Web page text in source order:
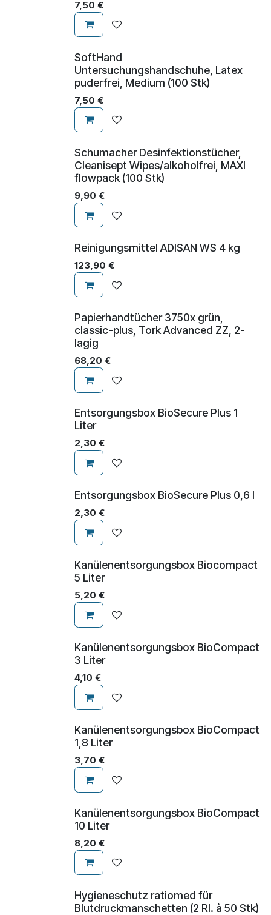
7,50 €
SoftHand
Untersuchungshandschuhe, Latex
puderfrei, Medium (100 Stk)
7,50 €
Schumacher Desinfektionstücher,
Cleanisept Wipes/alkoholfrei, MAXI
flowpack (100 Stk)
9,90 €
Reinigungsmittel ADISAN WS 4 kg
123,90 €
Papierhandtücher 3750x grün,
classic-plus, Tork Advanced ZZ, 2-
lagig
68,20 €
Entsorgungsbox BioSecure Plus 1
Liter
2,30 €
Entsorgungsbox BioSecure Plus 0,6 l
2,30 €
Kanülenentsorgungsbox Biocompact
5 Liter
5,20 €
Kanülenentsorgungsbox BioCompact
3 Liter
4,10 €
Kanülenentsorgungsbox BioCompact
1,8 Liter
3,70 €
Kanülenentsorgungsbox BioCompact
10 Liter
8,20 €
Hygieneschutz ratiomed für
Blutdruckmanschetten (2 Rl. à 50 Stk)